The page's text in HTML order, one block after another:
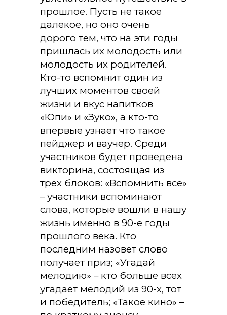
прошлое. Пусть не такое
далекое, но оно очень
дорого тем, что на эти годы
пришлась их молодость или
молодость их родителей.
Кто-то вспомнит один из
лучших моментов своей
жизни и вкус напитков
«Юпи» и «Зуко», а кто-то
впервые узнает что такое
пейджер и ваучер. Среди
участников будет проведена
викторина, состоящая из
трех блоков: «Вспомнить все»
– участники вспоминают
слова, которые вошли в нашу
жизнь именно в 90-е годы
прошлого века. Кто
последним назовет слово
получает приз; «Угадай
мелодию» – кто больше всех
угадает мелодий из 90-х, тот
и победитель; «Такое кино» –